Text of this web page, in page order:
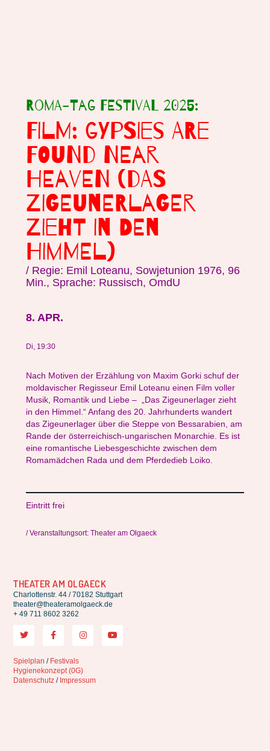
Roma-Tag Festival 2025:
FILM: GYPSIES ARE
FOUND NEAR
HEAVEN (DAS
ZIGEUNERLAGER
ZIEHT IN DEN
HIMMEL)
/ Regie: Emil Loteanu, Sowjetunion 1976, 96
Min., Sprache: Russisch, OmdU
8. APR.
Di, 19:30
Nach Motiven der Erzählung von Maxim Gorki schuf der
moldavischer Regisseur Emil Loteanu einen Film voller
Musik, Romantik und Liebe – „Das Zigeunerlager zieht
in den Himmel.“ Anfang des 20. Jahrhunderts wandert
das Zigeunerlager über die Steppe von Bessarabien, am
Rande der österreichisch-ungarischen Monarchie. Es ist
eine romantische Liebesgeschichte zwischen dem
Romamädchen Rada und dem Pferdedieb Loiko.
Eintritt frei
/ Veranstaltungsort: Theater am Olgaeck
THEATER AM OLGAECK
Charlottenstr. 44 / 70182 Stuttgart
theater@theateramolgaeck.de
+ 49 711 8602 3262
Spielplan / Festivals
Hygienekonzept (0G)
Datenschutz / Impressum